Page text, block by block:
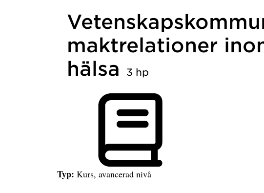
maktrelationer
hälsa
3 hp
Typ: Kurs, avancerad nivå